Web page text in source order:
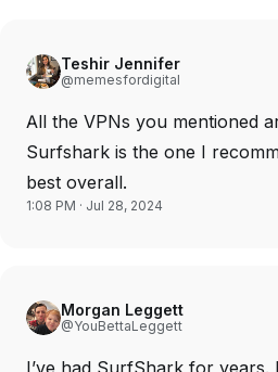
Teshir Jennifer
@memesfordigital
All the VPNs you mentioned
Surfshark is the one I
best overall.
1:08 PM · Jul 28, 2024
Morgan Leggett
@YouBettaLeggett
I’ve had SurfShark for years.